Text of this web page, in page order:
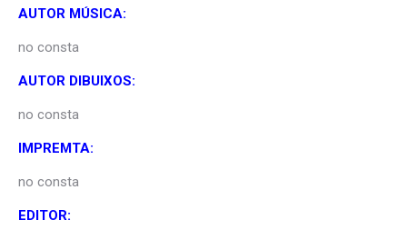
AUTOR MÚSICA:
no consta
AUTOR DIBUIXOS:
no consta
IMPREMTA:
no consta
EDITOR: